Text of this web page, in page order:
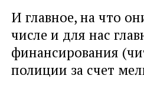
И главное, на что
числе и для нас
финансирования
полиции за счет